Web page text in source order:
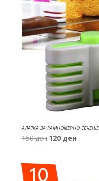
АЛАТКА ЗА РАМНОМЕРНО СЕЧЕЊЕ
150ден Original
150 ден.
120 денCurrent
10